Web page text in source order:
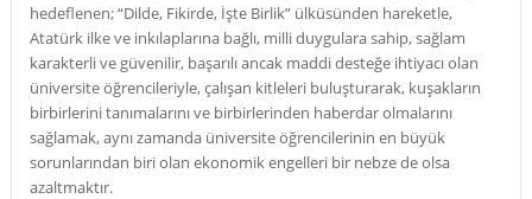
hedeflenen; “Dilde, Fikirde, İşte Birlik” ülküsünden hareketle,
Atatürk ilke ve inkılaplarına bağlı, milli duygulara sahip, sağlam
karakterli ve güvenilir, başarılı ancak maddi desteğe ihtiyacı olan
üniversite öğrencileriyle, çalışan kitleleri buluşturarak, kuşakların
birbirlerini tanımalarını ve birbirlerinden haberdar olmalarını
sağlamak, aynı zamanda üniversite öğrencilerinin en büyük
sorunlarından biri olan ekonomik engelleri bir nebze de olsa
azaltmaktır.